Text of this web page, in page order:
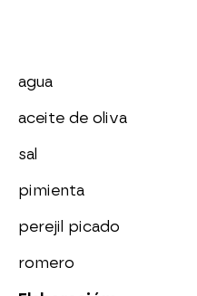
agua
aceite de oliva
sal
pimienta
perejil picado
romero